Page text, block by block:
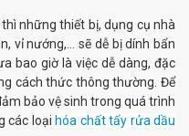
những thiết bị, dụng cụ nhà
vỉ nướng,... sẽ dễ bị dính bẩn
bao giờ là việc dễ dàng, đặc
cách thức thông thường. Để
bảo vệ sinh trong quá trình
các loại hóa chất tẩy rửa dầu